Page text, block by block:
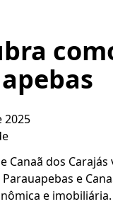
2025
Canaã dos
Parauapebas e
e